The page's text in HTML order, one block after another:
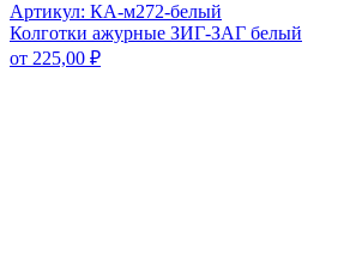
Артикул: КА-м272-белый
Колготки ажурные ЗИГ-ЗАГ белый
от 225,00 ₽